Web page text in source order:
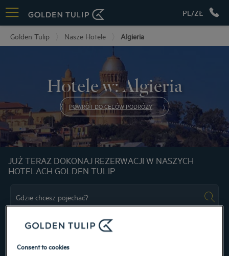
PL/ZŁ
Golden Tulip Nasze Hotele Algieria
Hotele w: Algieria
POWRÓT DO CELÓW PODRÓŻY
JUŻ TERAZ DOKONAJ REZERWACJI W NASZYCH
HOTELACH GOLDEN TULIP
Navigate forward to interact with the calendar and select a date. Press the
Consent to cookies